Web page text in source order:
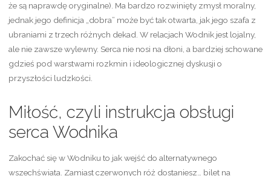
że są naprawdę oryginalne). Ma bardzo rozwinięty zmysł moralny,
jednak jego definicja „dobra” może być tak otwarta, jak jego szafa z
ubraniami z trzech różnych dekad. W relacjach Wodnik jest lojalny,
ale nie zawsze wylewny. Serca nie nosi na dłoni, a bardziej schowane
gdzieś pod warstwami rozkmin i ideologicznej dyskusji o
przyszłości ludzkości.
Miłość, czyli instrukcja obsługi
serca Wodnika
Zakochać się w Wodniku to jak wejść do alternatywnego
wszechświata. Zamiast czerwonych róż dostaniesz… bilet na